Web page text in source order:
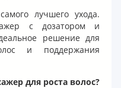
лучшего ухода.
с дозатором и
решение для
и поддержания
для роста волос?